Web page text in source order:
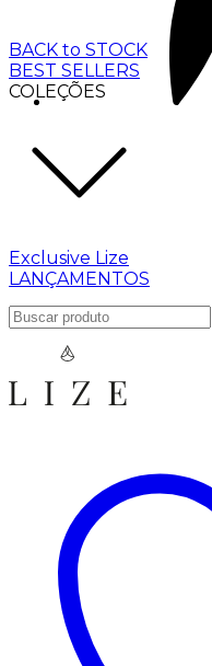
BACK to STOCK
BEST SELLERS
COLEÇÕES
Exclusive Lize
LANÇAMENTOS